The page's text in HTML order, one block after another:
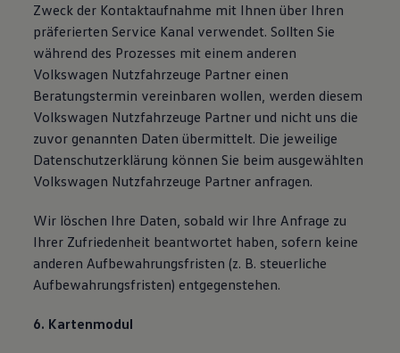
Zweck der Kontaktaufnahme mit Ihnen über Ihren
präferierten Service Kanal verwendet. Sollten Sie
während des Prozesses mit einem anderen
Volkswagen Nutzfahrzeuge Partner einen
Beratungstermin vereinbaren wollen, werden diesem
Volkswagen Nutzfahrzeuge Partner und nicht uns die
zuvor genannten Daten übermittelt. Die jeweilige
Datenschutzerklärung können Sie beim ausgewählten
Volkswagen Nutzfahrzeuge Partner anfragen.
Wir löschen Ihre Daten, sobald wir Ihre Anfrage zu
Ihrer Zufriedenheit beantwortet haben, sofern keine
anderen Aufbewahrungsfristen (z. B. steuerliche
Aufbewahrungsfristen) entgegenstehen.
6. Kartenmodul